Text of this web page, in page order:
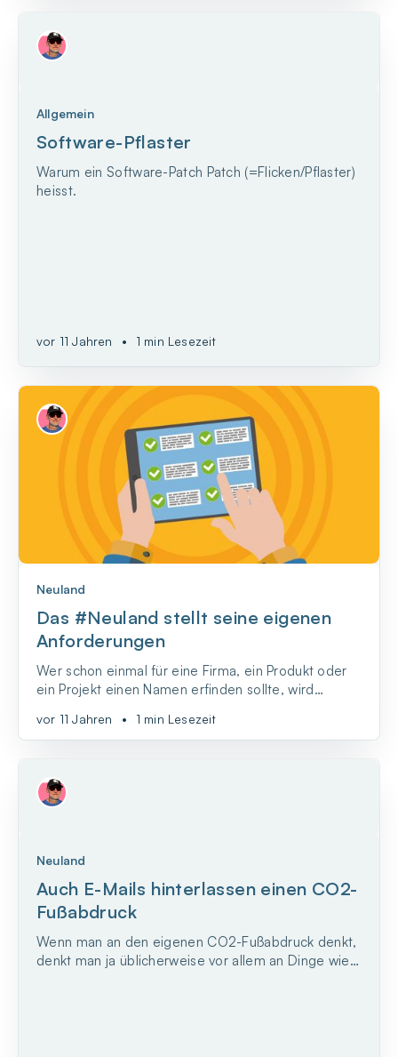
Allgemein
Software-Pflaster
Warum ein Software-Patch Patch (=Flicken/Pflaster)
heisst.
vor 11 Jahren • 1 min Lesezeit
Neuland
Das #Neuland stellt seine eigenen
Anforderungen
Wer schon einmal für eine Firma, ein Produkt oder
ein Projekt einen Namen erfinden sollte, wird
kann. Tausend Dinge sind dabei zu beachten.
vor 11 Jahren • 1 min Lesezeit
Neuland
Auch E-Mails hinterlassen einen CO2-
Fußabdruck
Wenn man an den eigenen CO2-Fußabdruck denkt,
denkt man ja üblicherweise vor allem an Dinge wie